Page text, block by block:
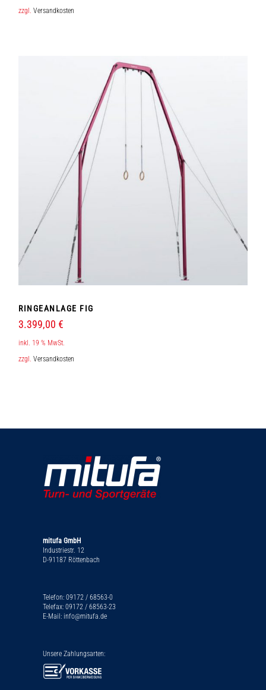
zzgl.Versandkosten
RINGEANLAGE FIG
3.399,00 €
inkl. 19 % MwSt.
zzgl.Versandkosten
mitufa GmbH
Industriestr. 12
D-91187 Röttenbach
Telefon: 09172 / 68563-0
Telefax: 09172 / 68563-23
E-Mail: info@mitufa.de
Unsere Zahlungsarten: